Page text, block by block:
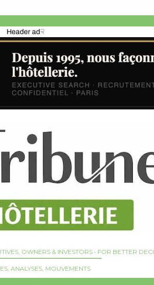
Header ad☟
OWNERS & INVESTORS • FOR BETTER
ANALYSES, MOUVEMENTS